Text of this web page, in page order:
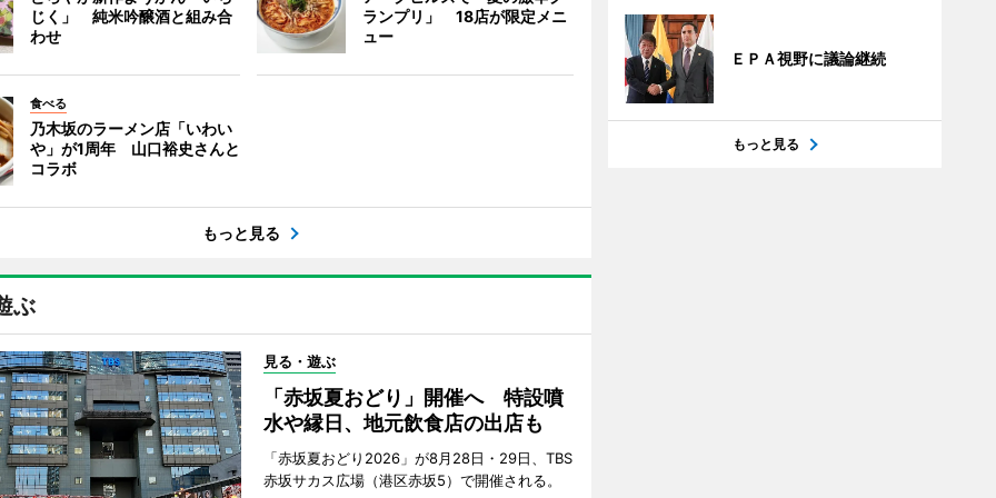
じく」 純米吟醸酒と組み合
わせ
ランプリ」 18店が限定メニ
ュー
食べる
乃木坂のラーメン店「いわい
や」が1周年 山口裕史さんと
コラボ
もっと見る
ぶ
見る・遊ぶ
「赤坂夏おどり」開催へ 特設噴
水や縁日、地元飲食店の出店も
「赤坂夏おどり2026」が8月28日・29日、TBS
赤坂サカス広場（港区赤坂5）で開催される。
ＥＰＡ視野に議論継続
もっと見る